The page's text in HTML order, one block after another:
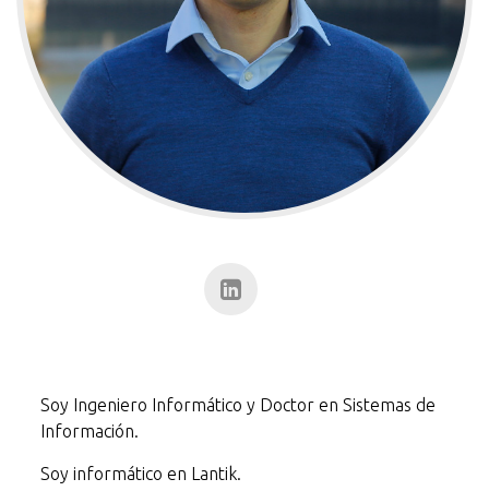
Soy Ingeniero Informático y Doctor en Sistemas de
Información.
Soy informático en Lantik.